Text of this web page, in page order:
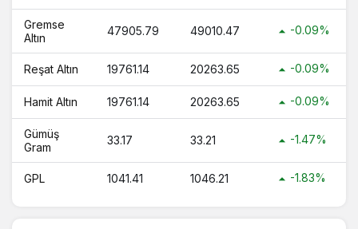
Gremse
Altın
47905.79 49010.47 -0.09%
Reşat Altın 19761.14 20263.65 -0.09%
Hamit Altın 19761.14 20263.65 -0.09%
Gümüş
Gram
33.17 33.21 -1.47%
GPL 1041.41 1046.21 -1.83%